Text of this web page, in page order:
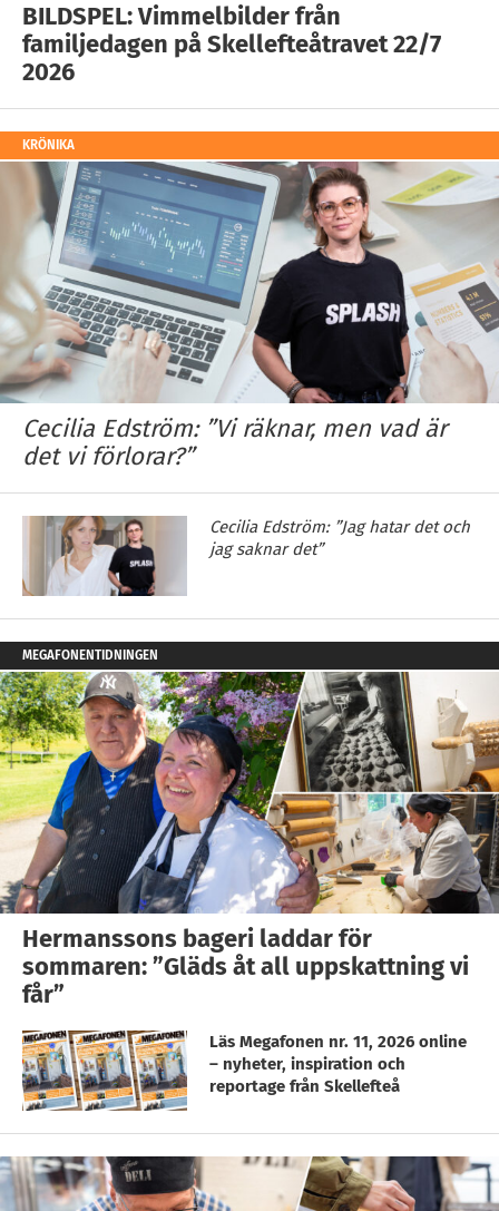
BILDSPEL: Vimmelbilder från
familjedagen på Skellefteåtravet 22/7
2026
KRÖNIKA
Cecilia Edström: ”Vi räknar, men vad är
det vi förlorar?”
Cecilia Edström: ”Jag hatar det och
jag saknar det”
MEGAFONENTIDNINGEN
Hermanssons bageri laddar för
sommaren: ”Gläds åt all uppskattning vi
får”
Läs Megafonen nr. 11, 2026 online
– nyheter, inspiration och
reportage från Skellefteå